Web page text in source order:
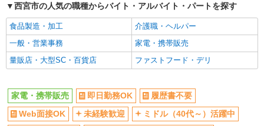
ピアスOK
車通勤OK
バイク通勤OK
交通費支給
社会保険あり
入社祝い金あり
各種手当（家族・役職・インセン
制服貸与
社員登用あり
同じ職種から求人を探す
西宮市の人気の職種からバイト・アルバイト・パートを探す
食品製造・加工
介護職・ヘルパー
一般・営業事務
家電・携帯販売
量販店・大型SC・百貨店
ファストフード・デリ
家電・携帯販売 即日勤務OK
履歴書不要
Web面接OK
未経験歓迎
ミドル（40代～）活躍中